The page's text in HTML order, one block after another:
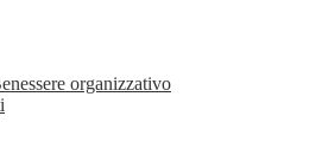
organizzativo